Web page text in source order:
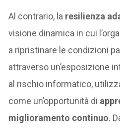
Al contrario, la resilienza
visione dinamica in cui
a ripristinare le condizioni
attraverso un’esposizione
al rischio informatico,
come un’opportunità di
miglioramento continuo.